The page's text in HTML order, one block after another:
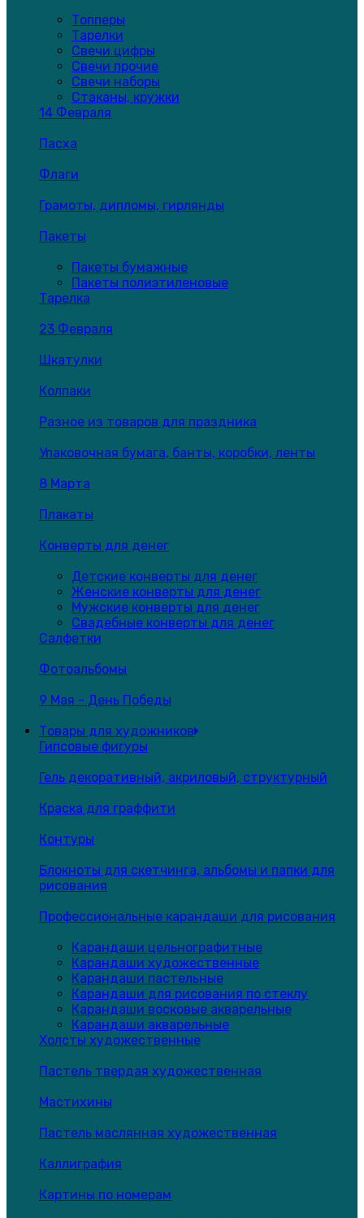
Топперы
Тарелки
Свечи цифры
Свечи прочие
Свечи наборы
Стаканы, кружки
14 Февраля
Пасха
Флаги
Грамоты, дипломы, гирлянды
Пакеты
Пакеты бумажные
Пакеты полиэтиленовые
Тарелка
23 Февраля
Шкатулки
Колпаки
Разное из товаров для праздника
Упаковочная бумага, банты, коробки, ленты
8 Марта
Плакаты
Конверты для денег
Детские конверты для денег
Женские конверты для денег
Мужские конверты для денег
Свадебные конверты для денег
Салфетки
Фотоальбомы
9 Мая - День Победы
Товары для художников
Гипсовые фигуры
Гель декоративный, акриловый, структурный
Краска для граффити
Контуры
Блокноты для скетчинга, альбомы и папки для
рисования
Профессиональные карандаши для рисования
Карандаши цельнографитные
Карандаши художественные
Карандаши пастельные
Карандаши для рисования по стеклу
Карандаши восковые акварельные
Карандаши акварельные
Холсты художественные
Пастель твердая художественная
Мастихины
Пастель маслянная художественная
Каллиграфия
Картины по номерам